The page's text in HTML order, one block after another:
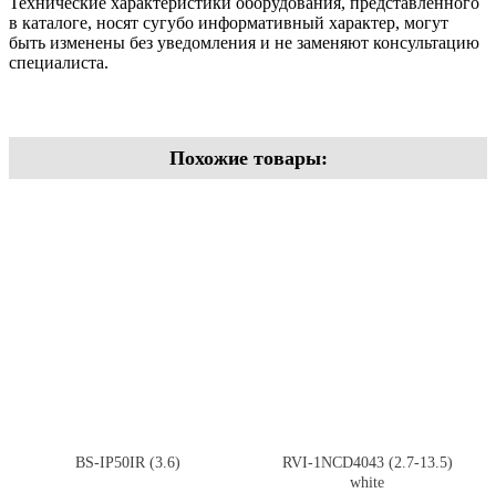
в каталоге, носят сугубо информативный характер, могут
быть изменены без уведомления и не заменяют консультацию
специалиста.
Похожие товары:
BS-IP50IR (3.6)
RVI-1NCD4043 (2.7-13.5)
white